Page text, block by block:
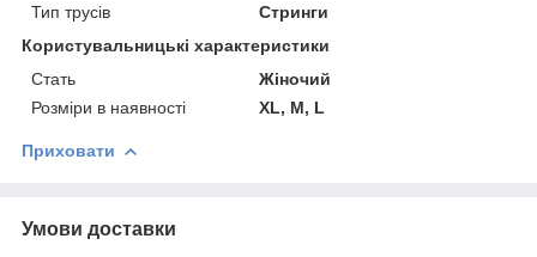
Тип трусів
Стринги
Користувальницькі характеристики
Cтать
Жіночий
Розміри в наявності
XL, M, L
Приховати
Умови доставки